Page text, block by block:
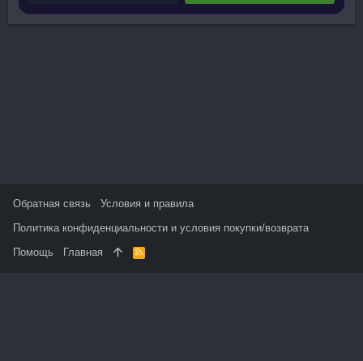
Обратная связь
Условия и правила
Политика конфиденциальности и условия покупки/возврата
Помощь
Главная
R